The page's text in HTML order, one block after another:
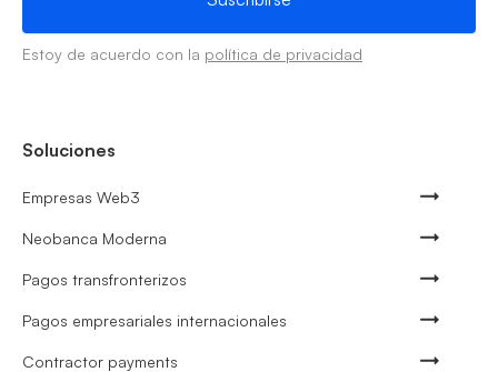
Estoy de acuerdo con la política de privacidad
Soluciones
Empresas Web3
Neobanca Moderna
Pagos transfronterizos
Pagos empresariales internacionales
Contractor payments